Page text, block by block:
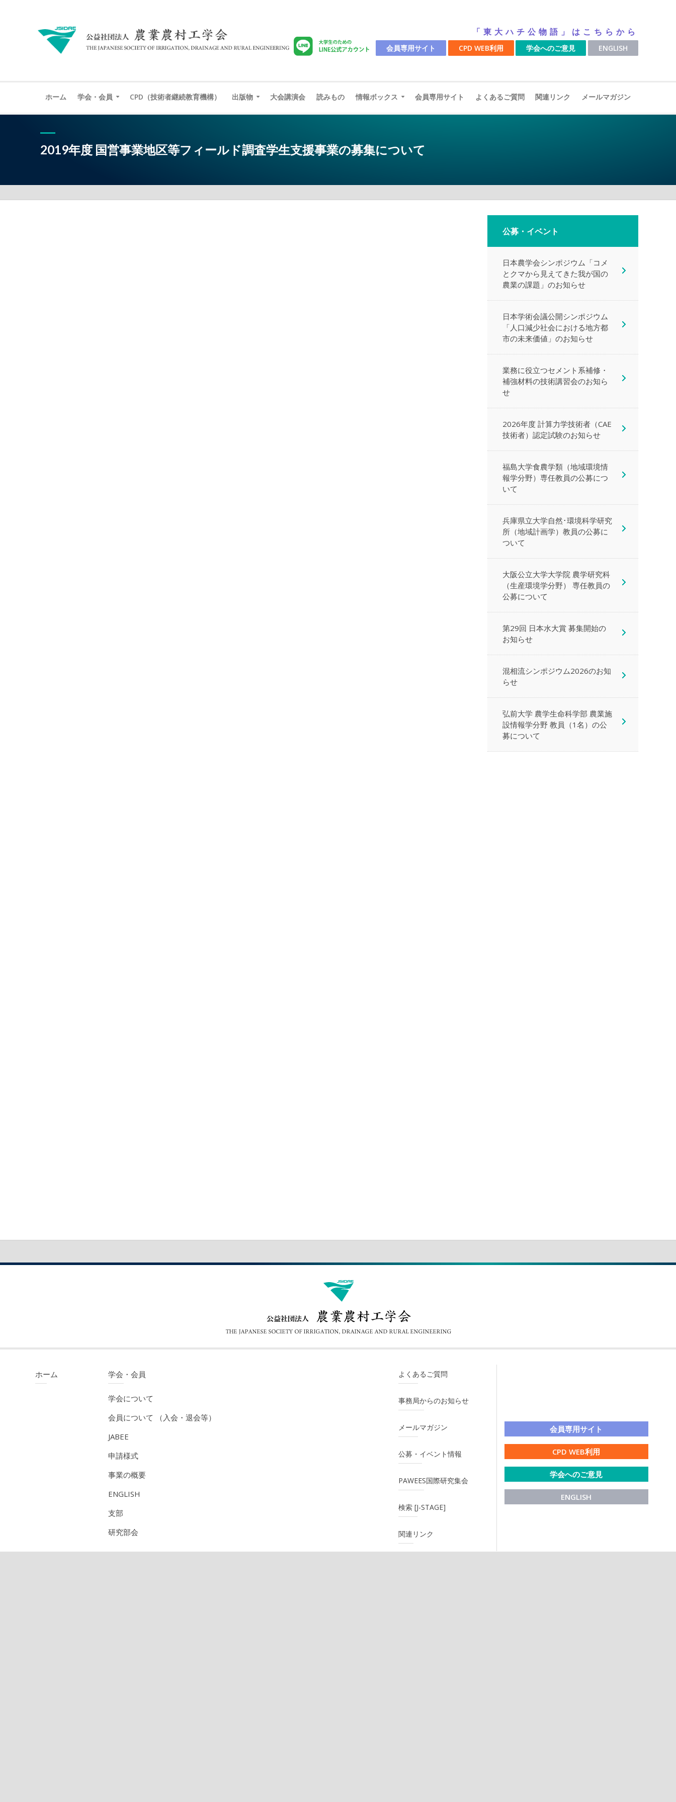
「東大ハチ公物語」はこちらから
会員専用サイト CPD WEB利用 学会へのご意見 ENGLISH
ホーム 学会・会員 CPD（技術者継続教育機構） 出版物 大会講演会 読みもの 情報ボックス 会員専用サイト よくあるご質問 関連リンク メールマガジン
2019年度 国営事業地区等フィールド調査学生支援事業の募集について
公募・イベント
日本農学会シンポジウム「コメ
とクマから見えてきた我が国の
農業の課題」のお知らせ
日本学術会議公開シンポジウム
「人口減少社会における地方都
市の未来価値」のお知らせ
業務に役立つセメント系補修・
補強材料の技術講習会のお知ら
せ
2026年度 計算力学技術者（CAE
技術者）認定試験のお知らせ
福島大学食農学類（地域環境情
報学分野）専任教員の公募につ
いて
兵庫県立大学自然･環境科学研究
所（地域計画学）教員の公募に
ついて
大阪公立大学大学院 農学研究科
（生産環境学分野） 専任教員の
公募について
第29回 日本水大賞 募集開始の
お知らせ
混相流シンポジウム2026のお知
らせ
弘前大学 農学生命科学部 農業施
設情報学分野 教員（1名）の公
募について
ホーム 学会・会員
学会について
会員について （入会・退会等）
JABEE
申請様式
事業の概要
ENGLISH
支部
研究部会
よくあるご質問
事務局からのお知らせ
メールマガジン
公募・イベント情報
PAWEES国際研究集会
検索 [J-STAGE]
関連リンク
会員専用サイト
CPD WEB利用
学会へのご意見
ENGLISH